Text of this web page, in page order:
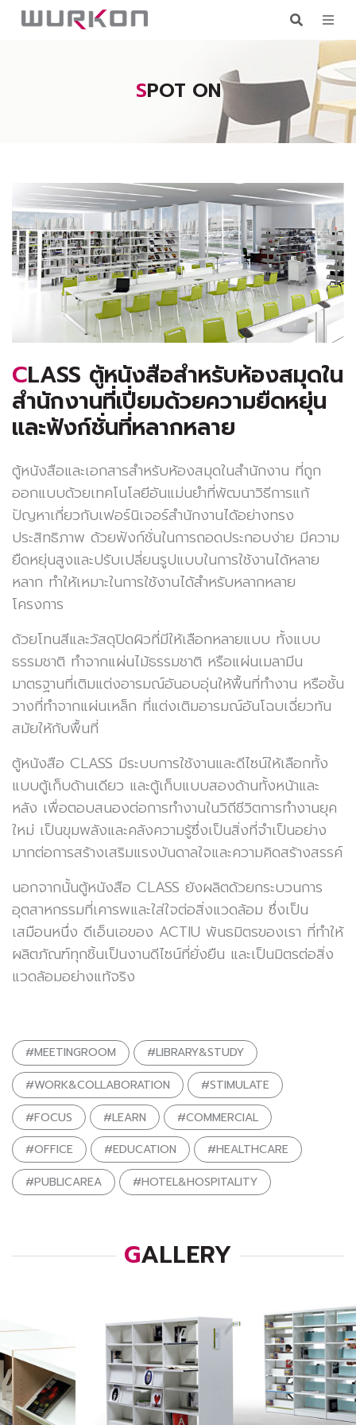
SPOT ON
CLASS ตู้หนังสือสำหรับห้องสมุดใน
สำนักงานที่เปี่ยมด้วยความยืดหยุ่น
และฟังก์ชั่นที่หลากหลาย
ตู้หนังสือและเอกสารสำหรับห้องสมุดในสำนักงาน ที่ถูก
ออกแบบด้วยเทคโนโลยีอันแม่นยำที่พัฒนาวิธีการแก้
ปัญหาเกี่ยวกับเฟอร์นิเจอร์สำนักงานได้อย่างทรง
ประสิทธิภาพ ด้วยฟังก์ชั่นในการถอดประกอบง่าย มีความ
ยืดหยุ่นสูงและปรับเปลี่ยนรูปแบบในการใช้งานได้หลาย
หลาก ทำให้เหมาะในการใช้งานได้สำหรับหลากหลาย
โครงการ
ด้วยโทนสีและวัสดุปิดผิวที่มีให้เลือกหลายแบบ ทั้งแบบ
ธรรมชาติ ทำจากแผ่นไม้ธรรมชาติ หรือแผ่นเมลามีน
มาตรฐานที่เติมแต่งอารมณ์อันอบอุ่นให้พื้นที่ทำงาน หรือชั้น
วางที่ทำจากแผ่นเหล็ก ที่แต่งเติมอารมณ์อันโฉบเฉี่ยวทัน
สมัยให้กับพื้นที่
ตู้หนังสือ CLASS มีระบบการใช้งานและดีไซน์ให้เลือกทั้ง
แบบตู้เก็บด้านเดียว และตู้เก็บแบบสองด้านทั้งหน้าและ
หลัง เพื่อตอบสนองต่อการทำงานในวิถีชีวิตการทำงานยุค
ใหม่ เป็นขุมพลังและคลังความรู้ซึ่งเป็นสิ่งที่จำเป็นอย่าง
มากต่อการสร้างเสริมแรงบันดาลใจและความคิดสร้างสรรค์
นอกจากนั้นตู้หนังสือ CLASS ยังผลิตด้วยกระบวนการ
อุตสาหกรรมที่เคารพและใส่ใจต่อสิ่งแวดล้อม ซึ่งเป็น
เสมือนหนึ่ง ดีเอ็นเอของ ACTIU พันธมิตรของเรา ที่ทำให้
ผลิตภัณฑ์ทุกชิ้นเป็นงานดีไซน์ที่ยั่งยืน และเป็นมิตรต่อสิ่ง
แวดล้อมอย่างแท้จริง
#MEETINGROOM
#LIBRARY&STUDY
#WORK&COLLABORATION
#STIMULATE
#FOCUS
#LEARN
#COMMERCIAL
#OFFICE
#EDUCATION
#HEALTHCARE
#PUBLICAREA
#HOTEL&HOSPITALITY
GALLERY